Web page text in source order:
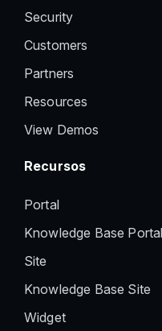
Security
Customers
Partners
Resources
View Demos
Recursos
Portal
Knowledge Base Portal
Site
Knowledge Base Site
Widget